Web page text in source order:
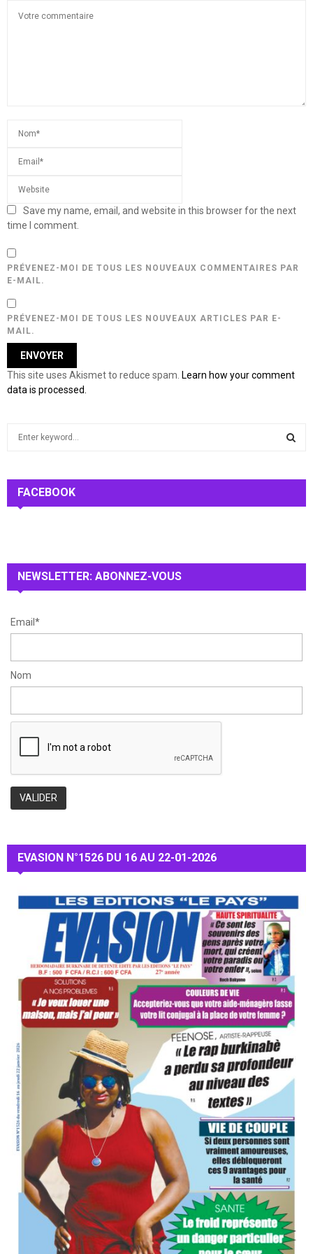
Save my name, email, and website in this browser for the next
time I comment.
PRÉVENEZ-MOI DE TOUS LES NOUVEAUX COMMENTAIRES PAR
E-MAIL.
PRÉVENEZ-MOI DE TOUS LES NOUVEAUX ARTICLES PAR E-
MAIL.
This site uses Akismet to reduce spam. Learn how your comment
data is processed.
h
:
FACEBOOK
NEWSLETTER: ABONNEZ-VOUS
Email*
Nom
EVASION N°1526 DU 16 AU 22-01-2026